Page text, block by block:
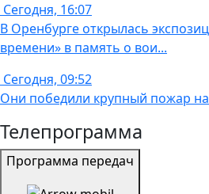
Сегодня, 16:07
В Оренбурге открылась
времени» в память о вои...
Сегодня, 09:52
Они победили крупный пожар
Телепрограмма
Программа передач